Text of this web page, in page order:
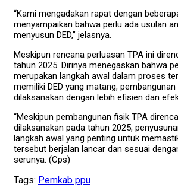
“Kami mengadakan rapat dengan
menyampaikan bahwa perlu ada usulan
menyusun DED,” jelasnya.
Meskipun rencana perluasan TPA ini
tahun 2025. Dirinya menegaskan bahwa
merupakan langkah awal dalam proses
memiliki DED yang matang,
dilaksanakan dengan lebih efisien dan
“Meskipun pembangunan fisik TPA
dilaksanakan pada tahun 2025,
langkah awal yang penting untuk
tersebut berjalan lancar dan sesuai
serunya. (Cps)
Tags: Pemkab ppu